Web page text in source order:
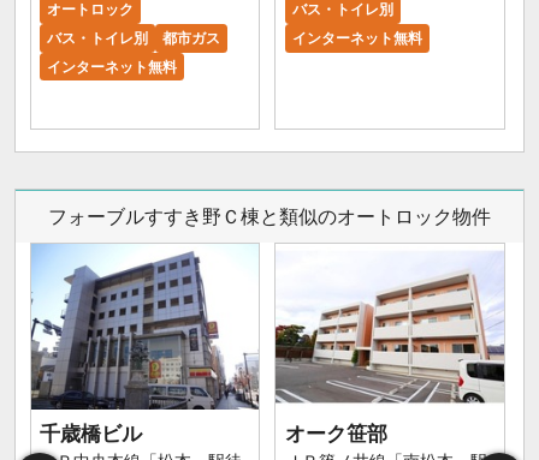
オートロック
バス・トイレ別
都市ガス
インターネット無料
バス・トイレ別
インターネット無料
フォーブルすすき野Ｃ棟と類似のオートロック物件
千歳橋ビル オーク笹部